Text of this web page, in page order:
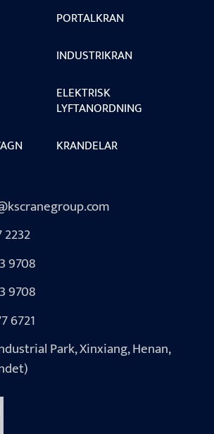
PORTALKRAN
INDUSTRIKRAN
ELEKTRISK
LYFTANORDNING
KRANDELAR
2232
9708
9708
6721
Park, Xinxiang, Henan,